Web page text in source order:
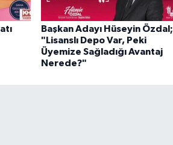
Başkan Adayı Hüseyin Özdal;
"Lisanslı Depo Var, Peki
Üyemize Sağladığı Avantaj
Nerede?"